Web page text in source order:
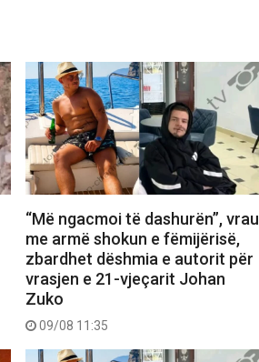
“Më ngacmoi të dashurën”, vrau
me armë shokun e fëmijërisë,
zbardhet dëshmia e autorit për
vrasjen e 21-vjeçarit Johan
Zuko
09/08 11:35